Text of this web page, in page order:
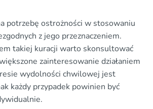
potrzebę ostrożności w stosowaniu
z jego przeznaczeniem.
takiej kuracji warto skonsultować
zainteresowanie działaniem
wydolności chwilowej jest
każdy przypadek powinien być